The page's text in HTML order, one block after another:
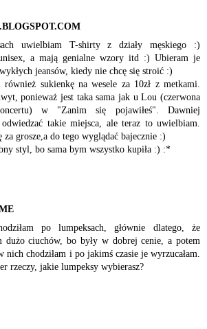
uwielbiam T-shirty z działy męskiego :)
a mają genialne wzory itd :) Ubieram je
jeansów, kiedy nie chcę się stroić :)
sukienkę na wesele za 10zł z metkami.
ponieważ jest taka sama jak u Lou (czerwona
w "Zanim się pojawiłeś". Dawniej
odwiedzać takie miejsca, ale teraz to uwielbiam.
za grosze,a do tego wyglądać bajecznie :)
styl, bo sama bym wszystko kupiła :) :*
po lumpeksach, głównie dlatego, że
dużo ciuchów, bo były w dobrej cenie, a potem
nich chodziłam i po jakimś czasie je wyrzucałam.
rzeczy, jakie lumpeksy wybierasz?